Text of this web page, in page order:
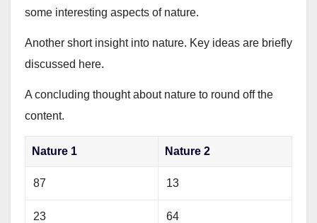
some interesting aspects of nature.
Another short insight into nature. Key ideas are briefly
discussed here.
A concluding thought about nature to round off the
content.
Nature 1 Nature 2
87 13
23 64